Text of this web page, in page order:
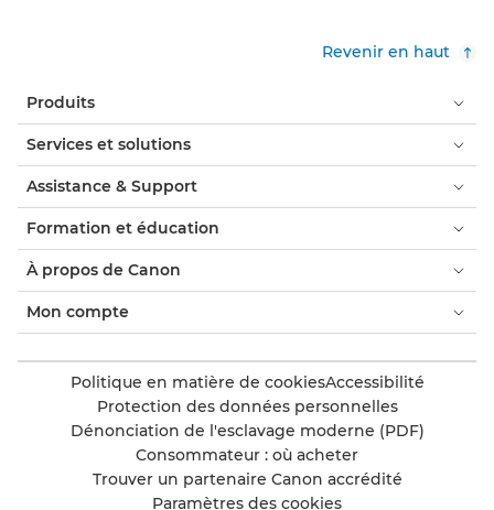
Revenir en haut
Produits
Services et solutions
Assistance & Support
Formation et éducation
À propos de Canon
Mon compte
Politique en matière de cookiesAccessibilité
Protection des données personnelles
Dénonciation de l'esclavage moderne (PDF)
Consommateur : où acheter
Trouver un partenaire Canon accrédité
Paramètres des cookies